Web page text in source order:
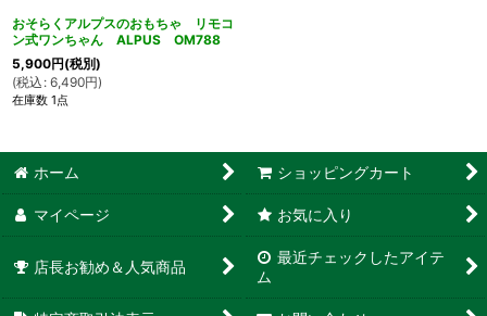
おそらくアルプスのおもちゃ リモコ
ン式ワンちゃん ALPUS OM788
5,900円(税別)
(税込 : 6,490円)
在庫数 1点
ホーム ショッピングカート
マイページ お気に入り
店長お勧め＆人気商品
最近チェックしたアイテ
ム